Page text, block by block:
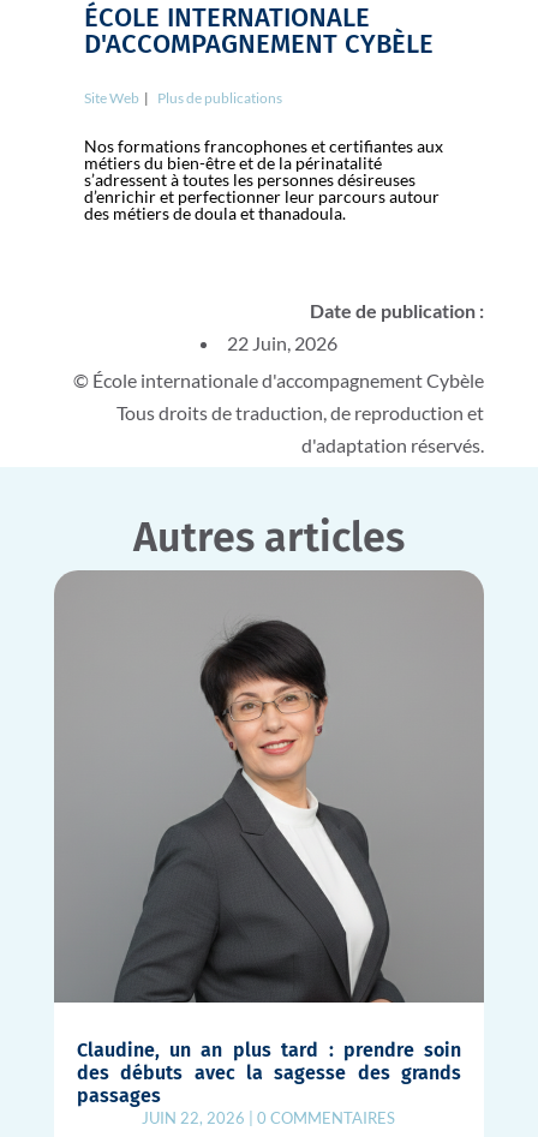
ÉCOLE INTERNATIONALE
D'ACCOMPAGNEMENT CYBÈLE
Site Web | Plus de publications
Nos formations francophones et certifiantes aux
métiers du bien-être et de la périnatalité
s’adressent à toutes les personnes désireuses
d’enrichir et perfectionner leur parcours autour
des métiers de doula et thanadoula.
Date de publication :
22 Juin, 2026
© École internationale d'accompagnement Cybèle
Tous droits de traduction, de reproduction et
d'adaptation réservés.
Autres articles
Claudine, un an plus tard : prendre soin
des débuts avec la sagesse des grands
passages
JUIN 22, 2026 |0 COMMENTAIRES